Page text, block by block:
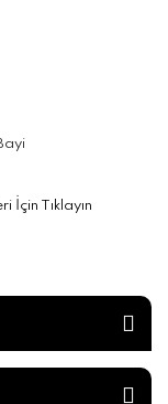
İçin Tıklayın